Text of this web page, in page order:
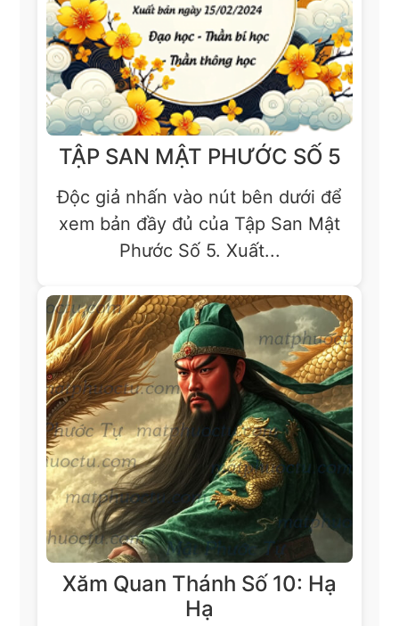
TẬP SAN MẬT PHƯỚC SỐ 5
Độc giả nhấn vào nút bên dưới để
xem bản đầy đủ của Tập San Mật
Phước Số 5. Xuất...
Xăm Quan Thánh Số 10: Hạ
Hạ